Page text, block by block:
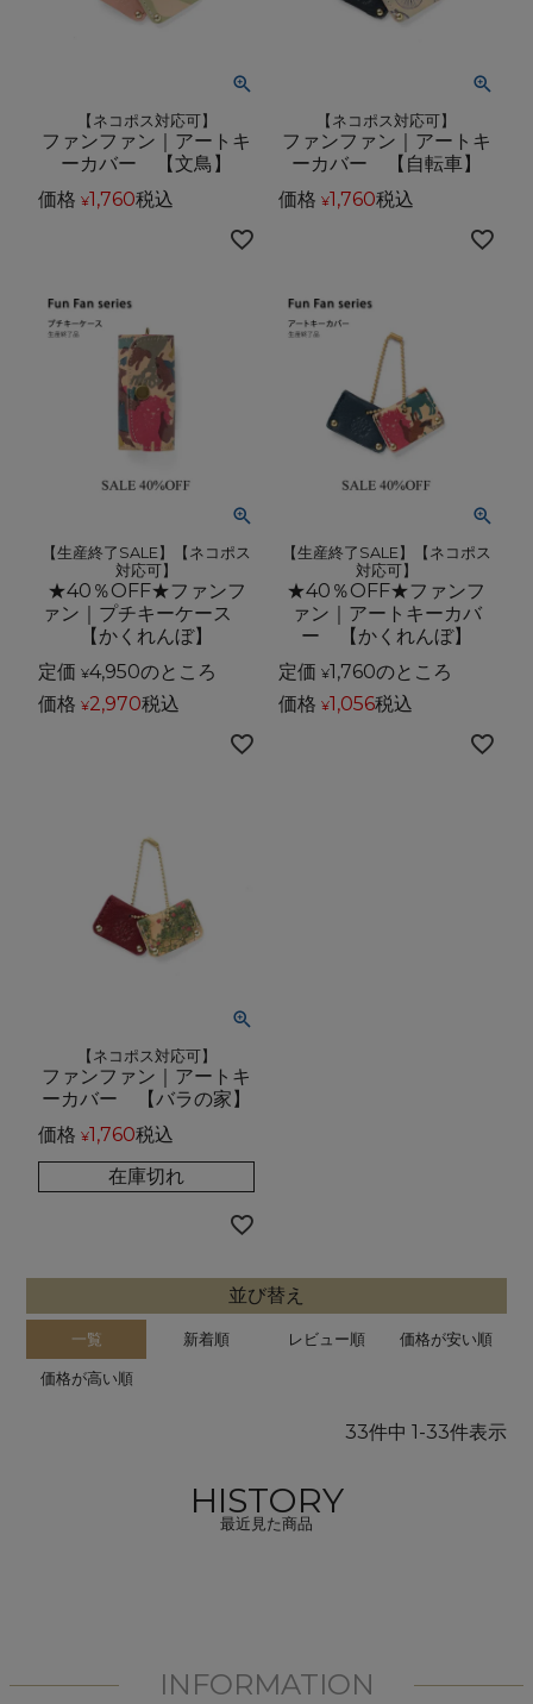
【ネコポス対応可】
ファンファン｜アートキ
ーカバー 【文鳥】
価格 ¥1,760税込
【ネコポス対応可】
ファンファン｜アートキ
ーカバー 【自転車】
価格 ¥1,760税込
【生産終了SALE】【ネコポス
対応可】
★40％OFF★ファンフ
ァン｜プチキーケース
【かくれんぼ】
定価 ¥4,950のところ
価格 ¥2,970税込
【生産終了SALE】【ネコポス
対応可】
★40％OFF★ファンフ
ァン｜アートキーカバ
ー 【かくれんぼ】
定価 ¥1,760のところ
価格 ¥1,056税込
【ネコポス対応可】
ファンファン｜アートキ
ーカバー 【バラの家】
価格 ¥1,760税込
在庫切れ
並び替え
一覧 新着順 レビュー順 価格が安い順
価格が高い順
33件中 1 -33件表示
HISTORY
最近見た商品
INFORMATION